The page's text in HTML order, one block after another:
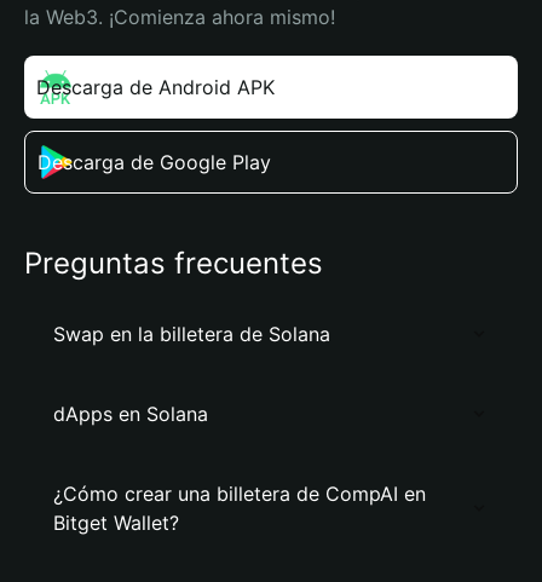
la Web3. ¡Comienza ahora mismo!
Descarga de Android APK
Descarga de Google Play
Preguntas frecuentes
Swap en la billetera de Solana
dApps en Solana
¿Cómo crear una billetera de CompAI en
Bitget Wallet?